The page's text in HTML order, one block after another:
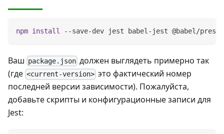
npm install --save-dev jest babel-jest @babel/
Ваш package.json должен выглядеть примерно так
(где <current-version> это фактический номер
последней версии зависимости). Пожалуйста,
добавьте скрипты и конфигурационные записи для
Jest: